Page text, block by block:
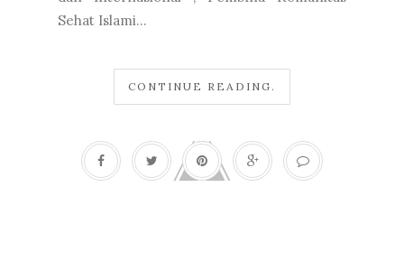
Sehat Islami...
CONTINUE READING.